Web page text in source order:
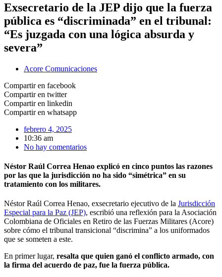
Exsecretario de la JEP dijo que la fuerza
pública es “discriminada” en el tribunal:
“Es juzgada con una lógica absurda y
severa”
Acore Comunicaciones
Compartir en facebook
Compartir en twitter
Compartir en linkedin
Compartir en whatsapp
febrero 4, 2025
10:36 am
No hay comentarios
Néstor Raúl Correa Henao explicó en cinco puntos las razones
por las que la jurisdicción no ha sido “simétrica” en su
tratamiento con los militares.
Néstor Raúl Correa Henao, exsecretario ejecutivo de la Jurisdicción
Especial para la Paz (JEP), escribió una reflexión para la Asociación
Colombiana de Oficiales en Retiro de las Fuerzas Militares (Acore)
sobre cómo el tribunal transicional “discrimina” a los uniformados
que se someten a este.
En primer lugar, resalta que quien ganó el conflicto armado, con
la firma del acuerdo de paz, fue la fuerza pública.